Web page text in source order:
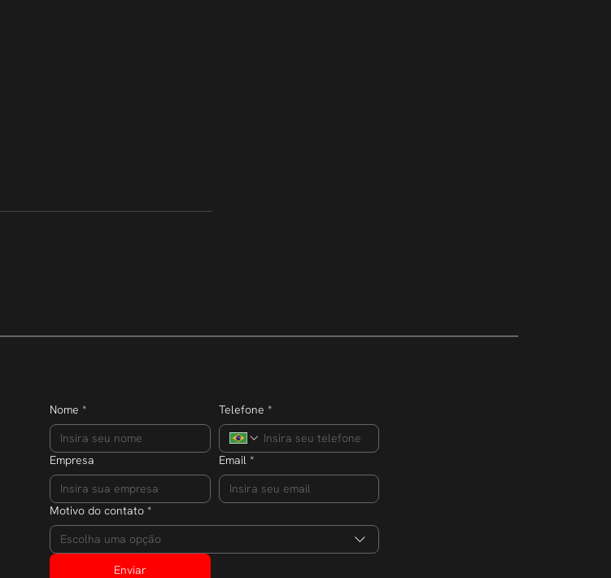
dobra o número de
Nome * Telefone *
Empresa Email *
Motivo do contato *
Escolha uma opção
Enviar